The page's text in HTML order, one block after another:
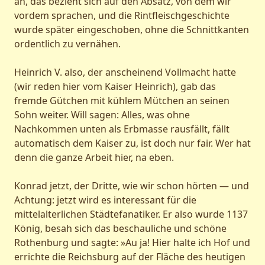
vordem sprachen, und die Rintfleischgeschichte
wurde später eingeschoben, ohne die Schnittkanten
ordentlich zu vernähen.
Heinrich V. also, der anscheinend Vollmacht hatte
(wir reden hier vom Kaiser Heinrich), gab das
fremde Gütchen mit kühlem Mütchen an seinen
Sohn weiter. Will sagen: Alles, was ohne
Nachkommen unten als Erbmasse rausfällt, fällt
automatisch dem Kaiser zu, ist doch nur fair. Wer hat
denn die ganze Arbeit hier, na eben.
Konrad jetzt, der Dritte, wie wir schon hörten — und
Achtung: jetzt wird es interessant für die
mittelalterlichen Städtefanatiker. Er also wurde 1137
König, besah sich das beschauliche und schöne
Rothenburg und sagte: »Au ja! Hier halte ich Hof und
errichte die Reichsburg auf der Fläche des heutigen